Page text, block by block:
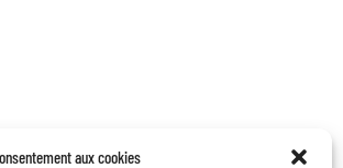
aux cookies